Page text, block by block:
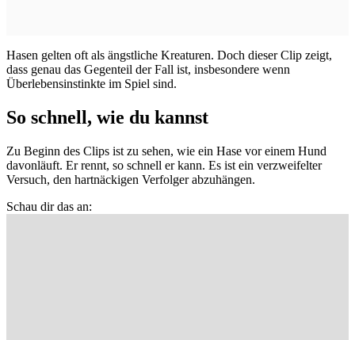
Hasen gelten oft als ängstliche Kreaturen. Doch dieser Clip zeigt,
dass genau das Gegenteil der Fall ist, insbesondere wenn
Überlebensinstinkte im Spiel sind.
So schnell, wie du kannst
Zu Beginn des Clips ist zu sehen, wie ein Hase vor einem Hund
davonläuft. Er rennt, so schnell er kann. Es ist ein verzweifelter
Versuch, den hartnäckigen Verfolger abzuhängen.
Schau dir das an: